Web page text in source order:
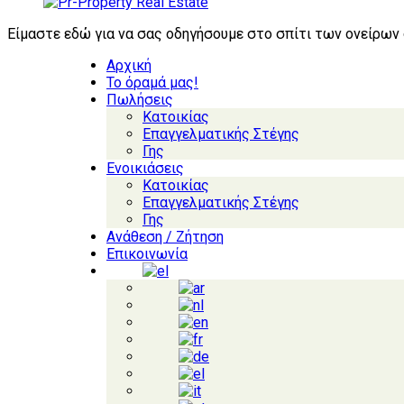
Είμαστε εδώ για να σας οδηγήσουμε στο σπίτι των
Αρχική
Το όραμά μας!
Πωλήσεις
Κατοικίας
Επαγγελματικής Στέγης
Γης
Ενοικιάσεις
Κατοικίας
Επαγγελματικής Στέγης
Γης
Ανάθεση / Ζήτηση
Επικοινωνία